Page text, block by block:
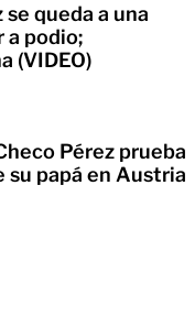
se queda a una
a podio;
(VIDEO)
Pérez prueba
su papá en Austria